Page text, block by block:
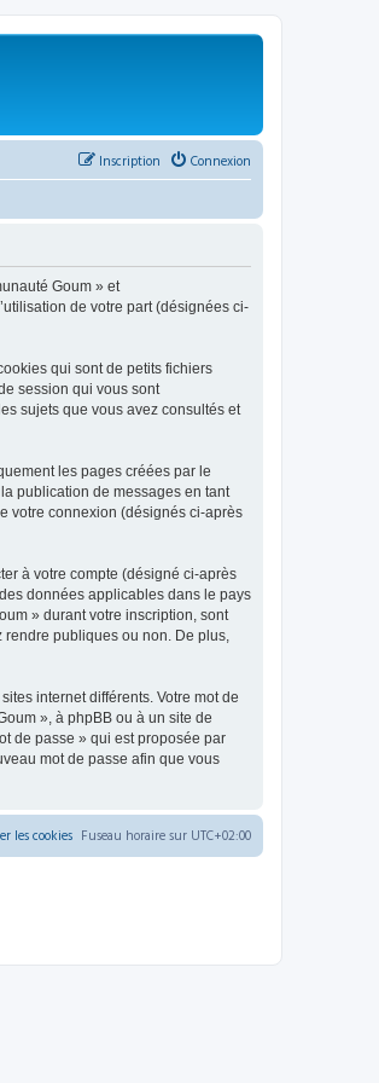
Connexion
Inscription
Goum » et
de votre part (désignées ci-
qui sont de petits fichiers
session qui vous sont
sujets que vous avez consultés et
les pages créées par le
publication de messages en tant
votre connexion (désignés ci-après
à votre compte (désigné ci-après
données applicables dans le pays
» durant votre inscription, sont
publiques ou non. De plus,
internet différents. Votre mot de
», à phpBB ou à un site de
de passe » qui est proposée par
mot de passe afin que vous
Fuseau horaire sur UTC+02:00
les cookies